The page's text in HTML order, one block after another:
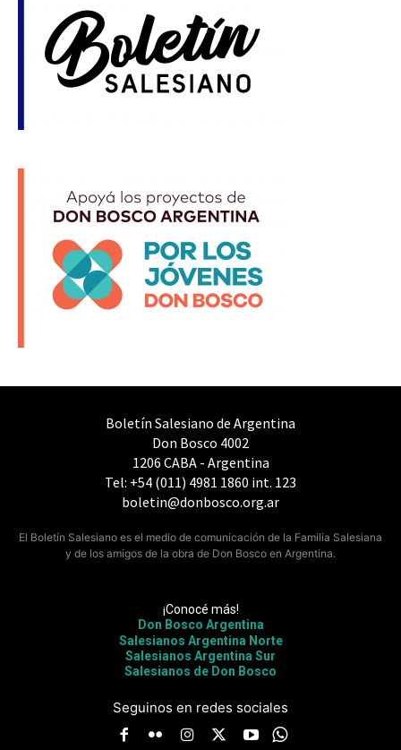
Boletín Salesiano de Argentina
Don Bosco 4002
1206 CABA - Argentina
Tel: +54 (011) 4981 1860 int. 123
boletin@donbosco.org.ar
El Boletín Salesiano es el medio de comunicación de la Familia Salesiana
y de los amigos de la obra de Don Bosco en Argentina.
¡Conocé más!
Don Bosco Argentina
Salesianos Argentina Norte
Salesianos Argentina Sur
Salesianos de Don Bosco
Seguinos en redes sociales